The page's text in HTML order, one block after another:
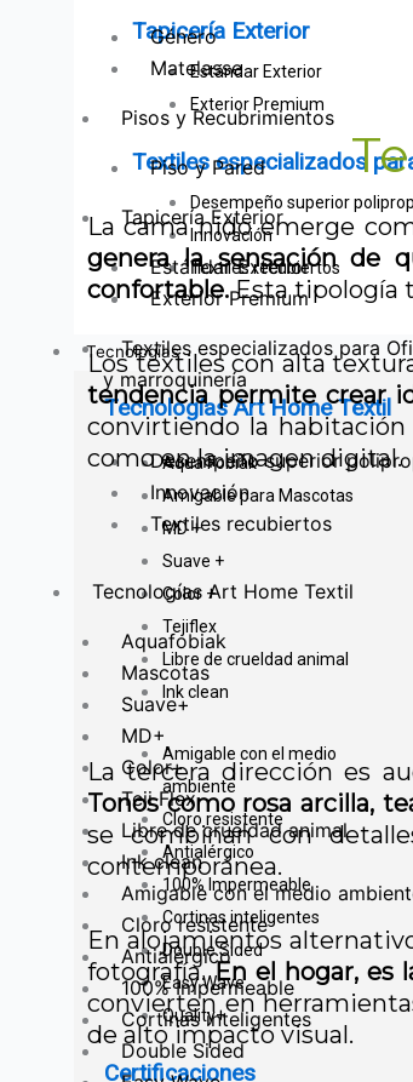
Tapicería Exterior
Estándar Exterior
Exterior Premium
Textiles especializados
Desempeño superior
Innovación
Textiles recubiertos
Tecnologías
Tecnologías Art Home Textil
Aqua Fobiak
Amigable para Mascotas
MD +
Suave +
Color +
Tejiflex
Libre de crueldad animal
Ink clean
Amigable con el medio
ambiente
Cloro resistente
Antialérgico
100% Impermeable
Cortinas inteligentes
Double Sided
Easy Wave
Quality+
Certificaciones
Género
Matelasse
Pisos y Recubrimientos
Piso y Pared
Tapicería Exterior
Estándar Exterior
Exterior Premium
Textiles especializados para
y marroquinería
Desempeño superior
Innovación
Textiles recubiertos
Tecnologías Art Home Textil
Aquafobiak
Mascotas
Suave+
MD+
Color+
Teji Flex
Libre de crueldad animal
Ink clean
Amigable con el medio
Cloro resistente
Antialérgico
100% Impermeable
Cortinas inteligentes
Double Sided
La cama nido emerge
genera la sensación de
confortable.Esta tipología
Los textiles con alta
tendencia permite crear
convirtiendo la
como en la imagen digital.
La tercera dirección es
Tonos como rosa arcilla,
se combinan con
contemporánea.
En alojamientos
fotografía.En el hogar, es
convierten en
de alto impacto visual.